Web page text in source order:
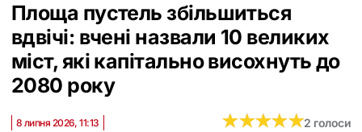
Площа пустель збільшиться
вдвічі: вчені назвали 10 великих
міст, які капітально висохнуть до
2080 року
8 липня 2026, 11:13 ★★★★★
★★★★★2 голоси